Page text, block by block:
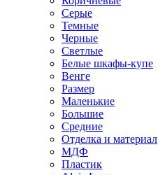
Серые
Темные
Черные
Светлые
Белые шкафы-купе
Венге
Размер
Маленькие
Большие
Средние
Отделка и материал
МДФ
Пластик